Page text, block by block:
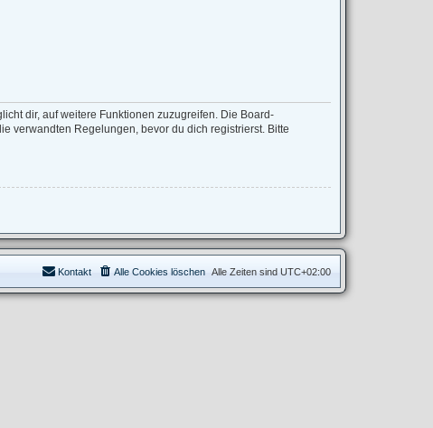
dir, auf weitere Funktionen zuzugreifen. Die Board-
verwandten Regelungen, bevor du dich registrierst. Bitte
Alle Zeiten sind UTC+02:00
Alle Cookies löschen
Kontakt